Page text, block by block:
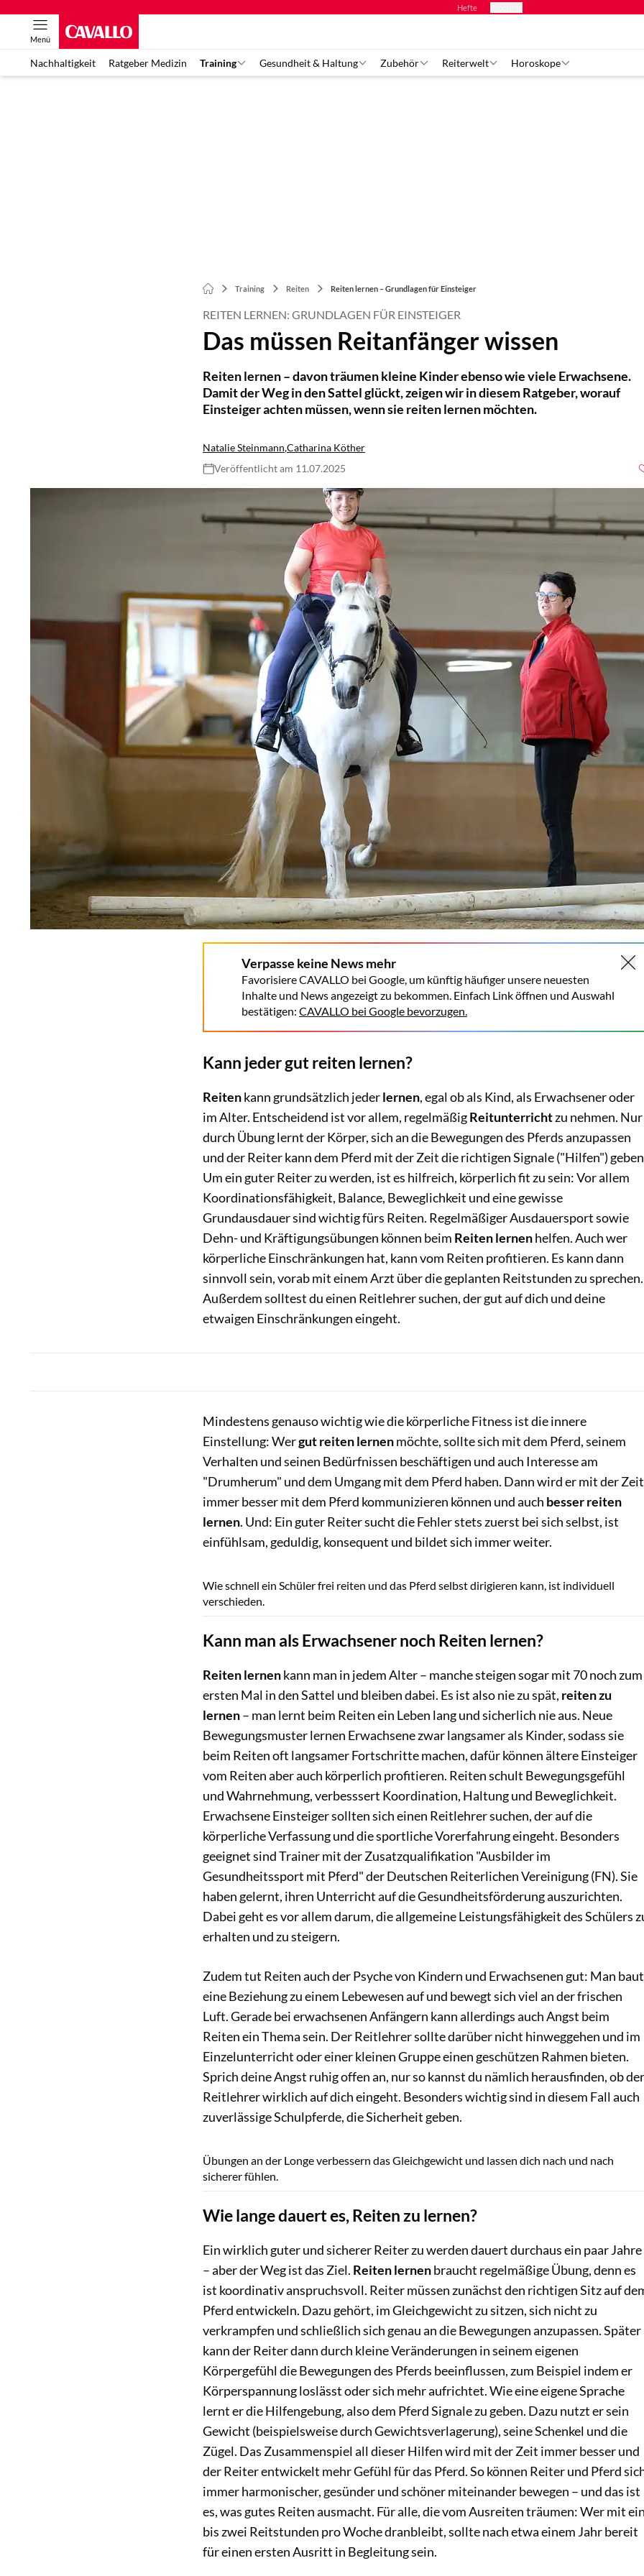
Hefte
Menü
Nachhaltigkeit Ratgeber Medizin Training Gesundheit & Haltung Zubehör Reiterwelt Horoskope
Training Reiten Reiten lernen – Grundlagen für Einsteiger
REITEN LERNEN: GRUNDLAGEN FÜR EINSTEIGER
Das müssen Reitanfänger wissen
Reiten lernen – davon träumen kleine Kinder ebenso wie viele Erwachsene.
Damit der Weg in den Sattel glückt, zeigen wir in diesem Ratgeber, worauf
Einsteiger achten müssen, wenn sie reiten lernen möchten.
Natalie Steinmann,Catharina Köther
Veröffentlicht am 11.07.2025
Verpasse keine News mehr
Favorisiere CAVALLO bei Google, um künftig häufiger unsere neuesten
Inhalte und News angezeigt zu bekommen. Einfach Link öffnen und Auswahl
bestätigen: CAVALLO bei Google bevorzugen.
Kann jeder gut reiten lernen?
Reitenkann grundsätzlich jederlernen, egal ob als Kind, als Erwachsener oder
im Alter. Entscheidend ist vor allem, regelmäßigReitunterrichtzu nehmen. Nur
durch Übung lernt der Körper, sich an die Bewegungen des Pferds anzupassen
und der Reiter kann dem Pferd mit der Zeit die richtigen Signale ("Hilfen")
Um ein guter Reiter zu werden, ist es hilfreich, körperlich fit zu sein: Vor allem
Koordinationsfähigkeit, Balance, Beweglichkeit und eine gewisse
Grundausdauer sind wichtig fürs Reiten. Regelmäßiger Ausdauersport sowie
Dehn- und Kräftigungsübungen können beim Reiten lernenhelfen. Auch wer
körperliche Einschränkungen hat, kann vom Reiten profitieren. Es kann dann
sinnvoll sein, vorab mit einem Arzt über die geplanten Reitstunden zu sprechen.
Außerdem solltest du einen Reitlehrer suchen, der gut auf dich und deine
etwaigen Einschränkungen eingeht.
Mindestens genauso wichtig wie die körperliche Fitness ist die innere
Einstellung: Wergut reiten lernenmöchte, sollte sich mit dem Pferd, seinem
Verhalten und seinen Bedürfnissen beschäftigen und auch Interesse am
"Drumherum" und dem Umgang mit dem Pferd haben. Dann wird er mit der Zeit
immer besser mit dem Pferd kommunizieren können und auch besser reiten
lernen. Und: Ein guter Reiter sucht die Fehler stets zuerst bei sich selbst, ist
einfühlsam, geduldig, konsequent und bildet sich immer weiter.
Wie schnell ein Schüler frei reiten und das Pferd selbst dirigieren kann, ist individuell
verschieden.
Kann man als Erwachsener noch Reiten lernen?
Reiten lernenkann man in jedem Alter – manche steigen sogar mit 70 noch zum
ersten Mal in den Sattel und bleiben dabei. Es ist also nie zu spät, reiten zu
lernen– man lernt beim Reiten ein Leben lang und sicherlich nie aus. Neue
Bewegungsmuster lernen Erwachsene zwar langsamer als Kinder, sodass sie
beim Reiten oft langsamer Fortschritte machen, dafür können ältere Einsteiger
vom Reiten aber auch körperlich profitieren. Reiten schult Bewegungsgefühl
und Wahrnehmung, verbesssert Koordination, Haltung und Beweglichkeit.
Erwachsene Einsteiger sollten sich einen Reitlehrer suchen, der auf die
körperliche Verfassung und die sportliche Vorerfahrung eingeht. Besonders
geeignet sind Trainer mit der Zusatzqualifikation "Ausbilder im
Gesundheitssport mit Pferd" der Deutschen Reiterlichen Vereinigung (FN). Sie
haben gelernt, ihren Unterricht auf die Gesundheitsförderung auszurichten.
Dabei geht es vor allem darum, die allgemeine Leistungsfähigkeit des Schülers
erhalten und zu steigern.
Zudem tut Reiten auch der Psyche von Kindern und Erwachsenen gut: Man baut
eine Beziehung zu einem Lebewesen auf und bewegt sich viel an der frischen
Luft. Gerade bei erwachsenen Anfängern kann allerdings auch Angst beim
Reiten ein Thema sein. Der Reitlehrer sollte darüber nicht hinweggehen und im
Einzelunterricht oder einer kleinen Gruppe einen geschützen Rahmen bieten.
Sprich deine Angst ruhig offen an, nur so kannst du nämlich herausfinden, ob der
Reitlehrer wirklich auf dich eingeht. Besonders wichtig sind in diesem Fall auch
zuverlässige Schulpferde, die Sicherheit geben.
Übungen an der Longe verbessern das Gleichgewicht und lassen dich nach und nach
sicherer fühlen.
Wie lange dauert es, Reiten zu lernen?
Ein wirklich guter und sicherer Reiter zu werden dauert durchaus ein paar Jahre
– aber der Weg ist das Ziel. Reiten lernenbraucht regelmäßige Übung, denn es
ist koordinativ anspruchsvoll. Reiter müssen zunächst den richtigen Sitz auf
Pferd entwickeln. Dazu gehört, im Gleichgewicht zu sitzen, sich nicht zu
verkrampfen und schließlich sich genau an die Bewegungen anzupassen. Später
kann der Reiter dann durch kleine Veränderungen in seinem eigenen
Körpergefühl die Bewegungen des Pferds beeinflussen, zum Beispiel indem er
Körperspannung loslässt oder sich mehr aufrichtet. Wie eine eigene Sprache
lernt er die Hilfengebung, also dem Pferd Signale zu geben. Dazu nutzt er sein
Gewicht (beispielsweise durch Gewichtsverlagerung), seine Schenkel und die
Zügel. Das Zusammenspiel all dieser Hilfen wird mit der Zeit immer besser und
der Reiter entwickelt mehr Gefühl für das Pferd. So können Reiter und Pferd
immer harmonischer, gesünder und schöner miteinander bewegen – und das ist
es, was gutes Reiten ausmacht. Für alle, die vom Ausreiten träumen: Wer mit
bis zwei Reitstunden pro Woche dranbleibt, sollte nach etwa einem Jahr bereit
für einen ersten Ausritt in Begleitung sein.